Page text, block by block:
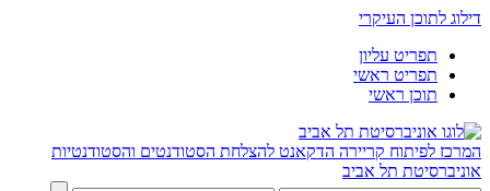
דילוג לתוכן העיקרי
תפריט עליון
תפריט ראשי
תוכן ראשי
המרכז לפיתוח קריירה הדקאנט להצלחת הסטודנטים והסטודנטיות
אוניברסיטת תל אביב